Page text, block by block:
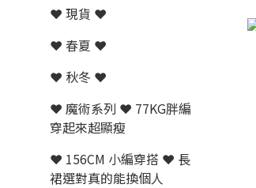
❤️ 現貨 ❤️
❤ 春夏 ❤
❤ 秋冬 ❤
❤ 魔術系列 ❤ 77KG胖編
穿起來超顯瘦
❤ 156CM 小編穿搭 ❤ 長
裙選對真的能換個人